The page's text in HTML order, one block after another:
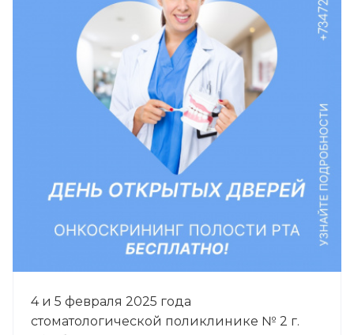
4 и 5 февраля 2025 года
стоматологической поликлинике № 2 г.